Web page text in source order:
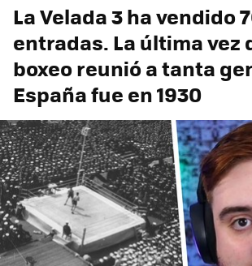
La Velada 3 ha vendido
entradas. La última vez
boxeo reunió a tanta
España fue en 1930